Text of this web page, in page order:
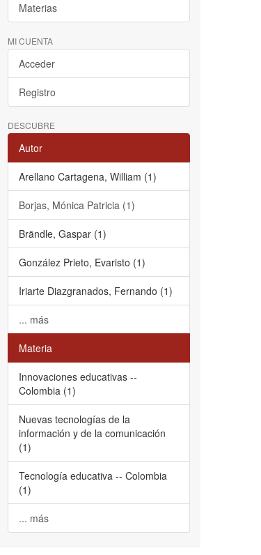
Materias
MI CUENTA
Acceder
Registro
DESCUBRE
Autor
Arellano Cartagena, William (1)
Borjas, Mónica Patricia (1)
Brändle, Gaspar (1)
González Prieto, Evaristo (1)
Iriarte Diazgranados, Fernando (1)
... más
Materia
Innovaciones educativas --
Colombia (1)
Nuevas tecnologías de la
información y de la comunicación
(1)
Tecnología educativa -- Colombia
(1)
... más